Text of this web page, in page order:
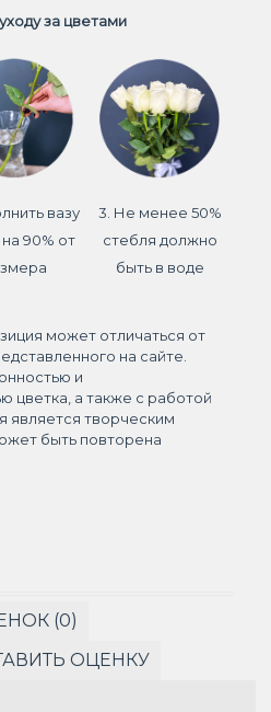
за цветами
вазу
90% от
3. Не менее 50%
стебля должно
быть в воде
может отличаться от
на сайте.
и
цветка, а также с работой
является творческим
быть повторена
(0)
ОЦЕНКУ